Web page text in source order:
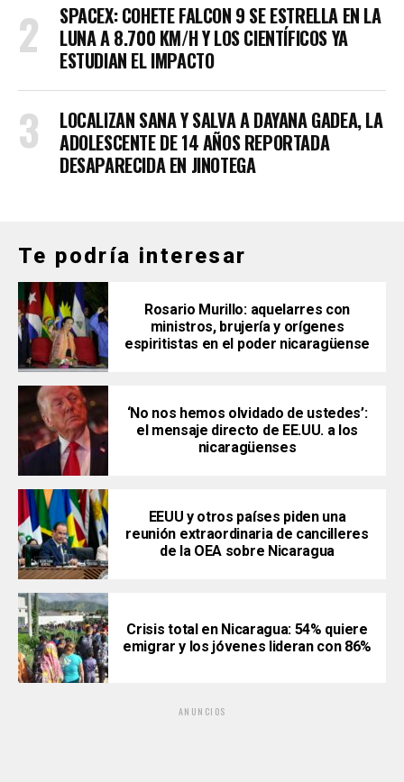
SPACEX: COHETE FALCON 9 SE ESTRELLA EN LA
LUNA A 8.700 KM/H Y LOS CIENTÍFICOS YA
ESTUDIAN EL IMPACTO
LOCALIZAN SANA Y SALVA A DAYANA GADEA, LA
ADOLESCENTE DE 14 AÑOS REPORTADA
DESAPARECIDA EN JINOTEGA
Te podría interesar
Rosario Murillo: aquelarres con
ministros, brujería y orígenes
espiritistas en el poder nicaragüense
‘No nos hemos olvidado de ustedes’:
el mensaje directo de EE.UU. a los
nicaragüenses
EEUU y otros países piden una
reunión extraordinaria de cancilleres
de la OEA sobre Nicaragua
Crisis total en Nicaragua: 54% quiere
emigrar y los jóvenes lideran con 86%
ANUNCIOS